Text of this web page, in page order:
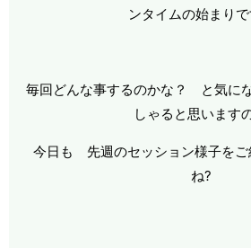
ンタイムの始まりで
毎回どんな事するのかな？ と気に
しゃると思います
今日も 先週のセッション様子をご
ね?